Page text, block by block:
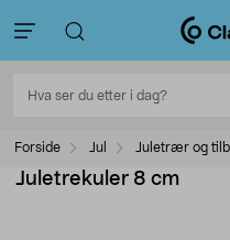
Forside Jul Juletrær og
Juletrekuler 8 cm